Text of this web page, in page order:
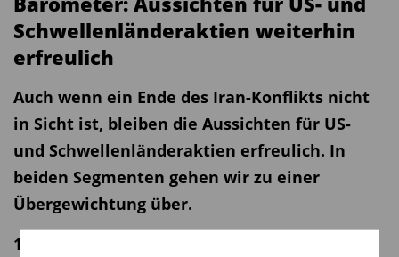
Schwellenländeraktien weiterhin
erfreulich
Auch wenn ein Ende des Iran-Konflikts nicht
in Sicht ist, bleiben die Aussichten für US-
und Schwellenländeraktien erfreulich. In
beiden Segmenten gehen wir zu einer
Übergewichtung über.
15.05.2026 | 09:35 Uhr